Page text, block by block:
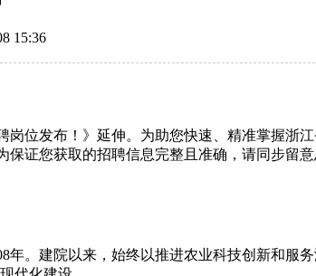
15:36
位发布！》延伸。为助您快速、精准掌握浙
保证您获取的招聘信息完整且准确，请同步留意
。建院以来，始终以推进农业科技创新和服